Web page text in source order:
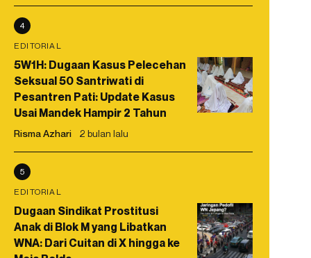
4
EDITORIAL
5W1H: Dugaan Kasus Pelecehan
Seksual 50 Santriwati di
Pesantren Pati: Update Kasus
Usai Mandek Hampir 2 Tahun
Risma Azhari 2 bulan lalu
5
EDITORIAL
Dugaan Sindikat Prostitusi
Anak di Blok M yang Libatkan
WNA: Dari Cuitan di X hingga ke